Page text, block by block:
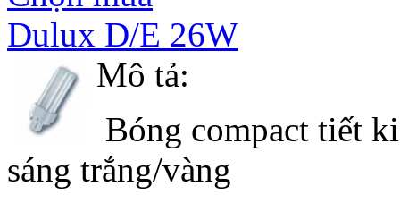
Dulux D/E 26W
Mô tả:
Bóng compact tiết
sáng trắng/vàng